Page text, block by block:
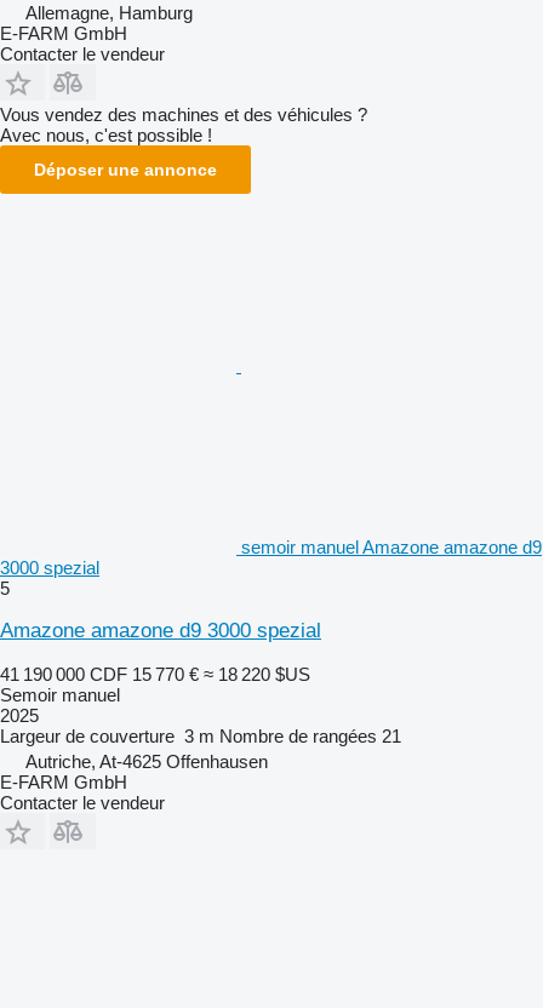
Allemagne, Hamburg
E-FARM GmbH
Contacter le vendeur
Vous vendez des machines et des véhicules ?
Avec nous, c'est possible !
Déposer une annonce
semoir manuel Amazone amazone d9
3000 spezial
5
Amazone amazone d9 3000 spezial
41 190 000 CDF 15 770 € ≈ 18 220 $US
Semoir manuel
2025
Largeur de couverture 3 m Nombre de rangées 21
Autriche, At-4625 Offenhausen
E-FARM GmbH
Contacter le vendeur